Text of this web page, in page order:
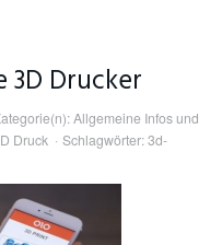
3D Drucker
Allgemeine Infos und
Druck Schlagwörter:3d-